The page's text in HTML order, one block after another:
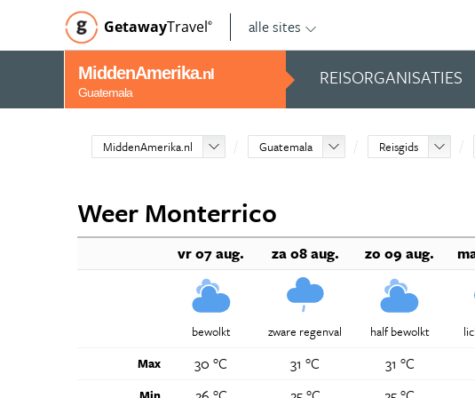
GetawayTravel© alle sites
MiddenAmerika.nl
Guatemala
REISORGANISATIES
MiddenAmerika.nl Guatemala Reisgids
Weer Monterrico
vr 07 aug. za 08 aug. zo 09 aug.
bewolkt zware regenval half bewolkt
Max
30 °C 31 °C 31 °C